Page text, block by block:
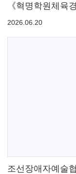
《혁명학원체육
2026.06.20
조선장애자예술